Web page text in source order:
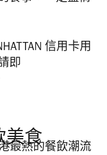
信用卡用
即
美食
最熱的餐飲潮流